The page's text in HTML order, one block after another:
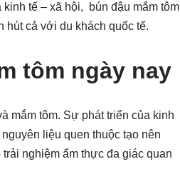
tế – xã hội, bún đậu mắm tôm
hút cả với du khách quốc tế.
tôm ngày nay
mắm tôm. Sự phát triển của kinh
liệu quen thuộc tạo nên
nghiệm ẩm thực đa giác quan